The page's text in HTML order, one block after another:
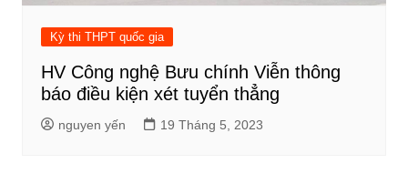
Kỳ thi THPT quốc gia
HV Công nghệ Bưu chính Viễn thông
báo điều kiện xét tuyển thẳng
nguyen yến 19 Tháng 5, 2023